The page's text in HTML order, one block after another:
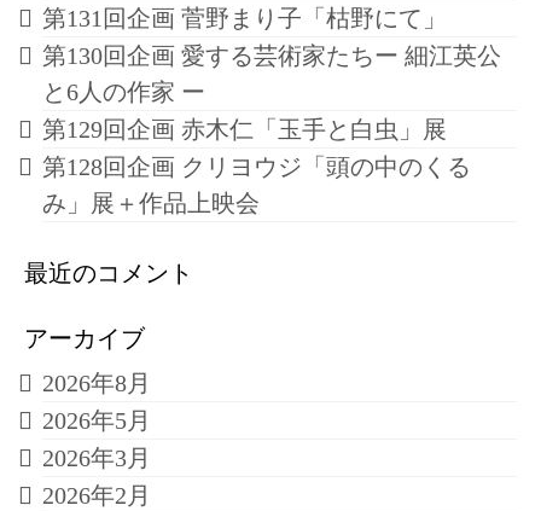
第131回企画 菅野まり子「枯野にて」
第130回企画 愛する芸術家たちー 細江英公
と6人の作家 ー
第129回企画 赤木仁「玉手と白虫」展
第128回企画 クリヨウジ「頭の中のくる
み」展＋作品上映会
最近のコメント
アーカイブ
2026年8月
2026年5月
2026年3月
2026年2月